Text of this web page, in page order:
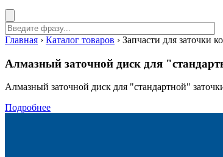
Главная › Каталог товаров › Запчасти для заточки
Алмазный заточной диск для
Алмазный заточной диск для "стандартной"
Подробнее